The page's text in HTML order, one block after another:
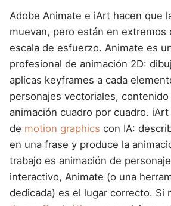
Adobe Animate e iArt hacen que
muevan, pero están en extremos
escala de esfuerzo. Animate es
profesional de animación 2D:
aplicas keyframes a cada
personajes vectoriales,
animación cuadro por cuadro.
de motion graphics con IA:
en una frase y produce la
trabajo es animación de
interactivo, Animate (o una
dedicada) es el lugar correcto. Si